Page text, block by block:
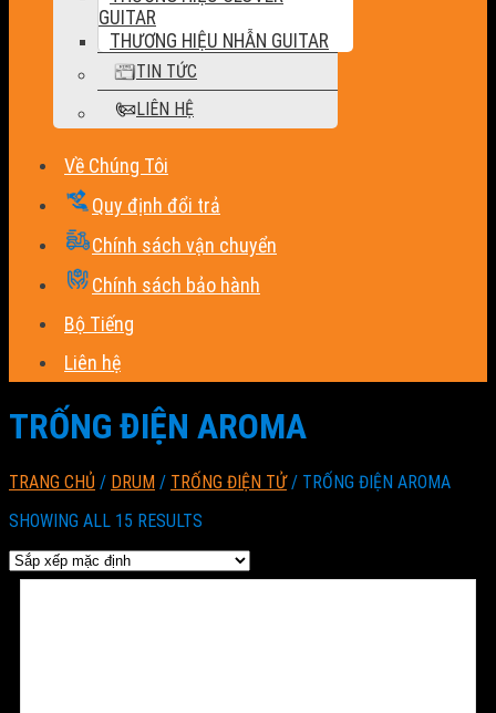
GUITAR
THƯƠNG HIỆU NHẪN GUITAR
TIN TỨC
LIÊN HỆ
Về Chúng Tôi
Quy định đổi trả
Chính sách vận chuyển
Chính sách bảo hành
Bộ Tiếng
Liên hệ
TRỐNG ĐIỆN AROMA
TRANG CHỦ / DRUM / TRỐNG ĐIỆN TỬ / TRỐNG ĐIỆN AROMA
SHOWING ALL 15 RESULTS